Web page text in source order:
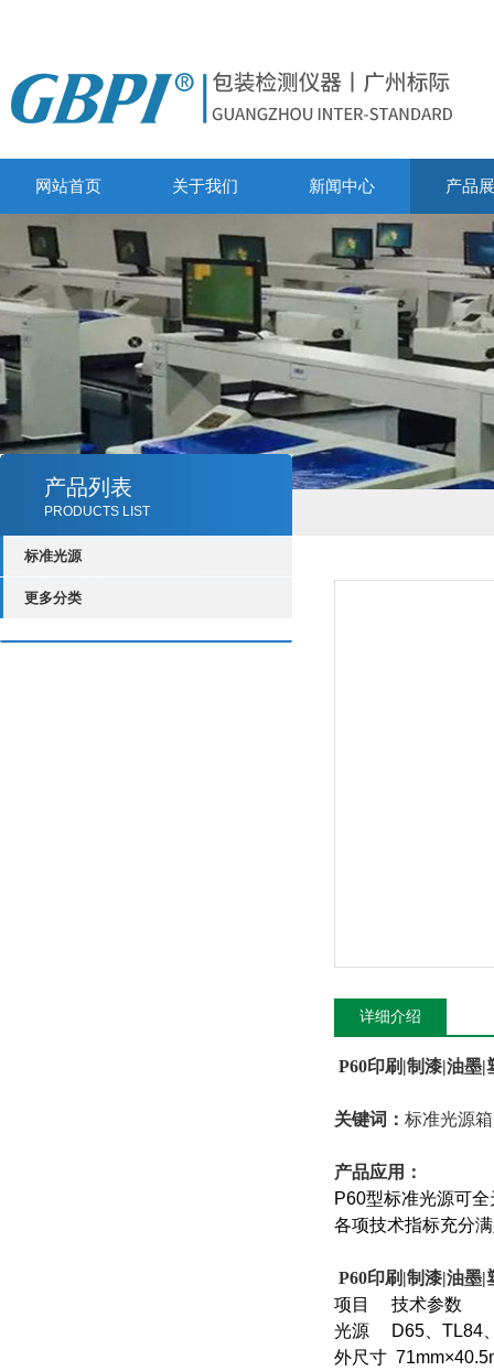
网站首页 关于我们 新闻中心 产品
产品列表
PRODUCTS LIST
标准光源
更多分类
详细介绍
P60印刷|制漆|油墨|
关键词： 标准光源
产品应用：
P60型标准光源可
各项技术指标充分
P60印刷|制漆|油墨|
项目 技术参数
光源 D65、TL84
外尺寸